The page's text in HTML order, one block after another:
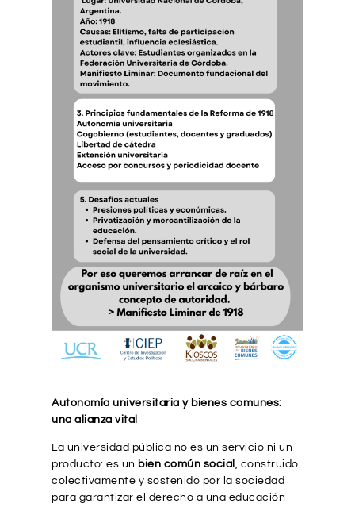
Autonomía universitaria y bienes comunes:
una alianza vital
La universidad pública no es un servicio ni un
producto: es un bien común social
, construido
colectivamente y sostenido por la sociedad
para garantizar el derecho a una educación